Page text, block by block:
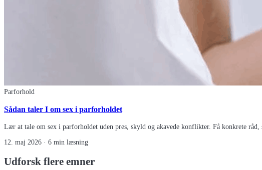
Parforhold
Sådan taler I om sex i parforholdet
Lær at tale om sex i parforholdet uden pres, skyld og akavede konflikter. Få konkrete råd,
12. maj 2026 · 6 min læsning
Udforsk flere emner